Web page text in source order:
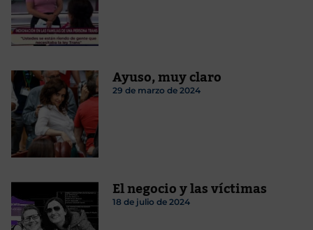
Ayuso, muy claro
29 de marzo de 2024
El negocio y las víctimas
18 de julio de 2024